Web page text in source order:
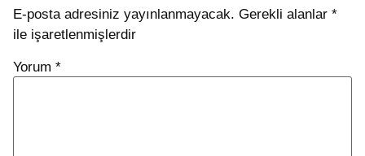
E-posta adresiniz yayınlanmayacak. Gerekli alanlar *
ile işaretlenmişlerdir
Yorum *